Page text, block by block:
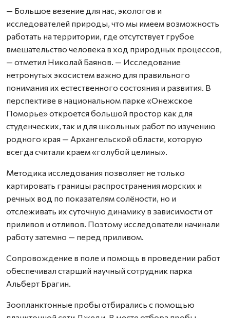
— Большое везение для нас, экологов и
исследователей природы, что мы имеем возможность
работать на территории, где отсутствует грубое
вмешательство человека в ход природных процессов,
— отметил Николай Баянов. — Исследование
нетронутых экосистем важно для правильного
понимания их естественного состояния и развития. В
перспективе в национальном парке «Онежское
Поморье» откроется большой простор как для
студенческих, так и для школьных работ по изучению
родного края — Архангельской области, которую
всегда считали краем «голубой целины».
Методика исследования позволяет не только
картировать границы распространения морских и
речных вод по показателям солёности, но и
отслеживать их суточную динамику в зависимости от
приливов и отливов. Поэтому исследователи начинали
работу затемно — перед приливом.
Сопровождение в поле и помощь в проведении работ
обеспечивал старший научный сотрудник парка
Альберт Брагин.
Зоопланктонные пробы отбирались с помощью